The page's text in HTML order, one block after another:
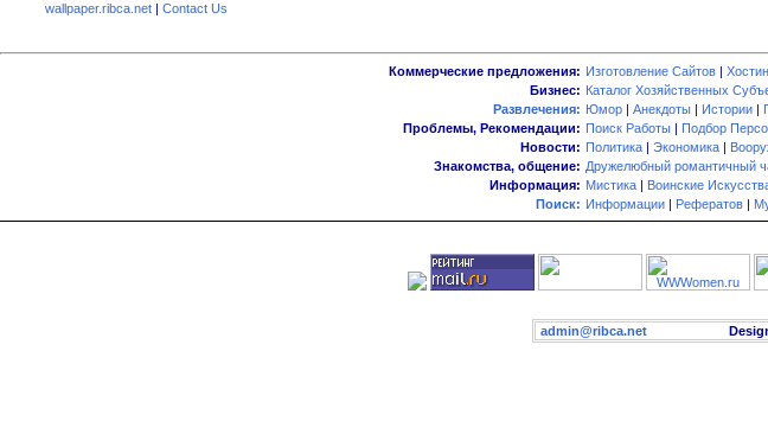
wallpaper.ribca.net | Contact Us
Коммерческие предложения: Изготовление Сайтов |
Бизнес: Каталог Хозяйственных
Развлечения: Юмор | Анекдоты | Истории |
Проблемы, Рекомендации: Поиск Работы | Подбор
Новости: Политика | Экономика |
Знакомства, общение: Дружелюбный романтичный
Информация: Мистика | Воинские
Поиск: Информации | Рефератов |
admin@ribca.net